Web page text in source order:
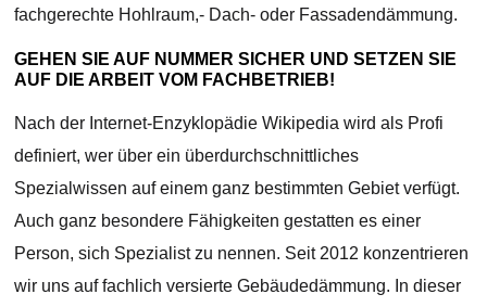
fachgerechte Hohlraum,- Dach- oder Fassadendämmung.
GEHEN SIE AUF NUMMER SICHER UND SETZEN SIE
AUF DIE ARBEIT VOM FACHBETRIEB!
Nach der Internet-Enzyklopädie Wikipedia wird als Profi
definiert, wer über ein überdurchschnittliches
Spezialwissen auf einem ganz bestimmten Gebiet verfügt.
Auch ganz besondere Fähigkeiten gestatten es einer
Person, sich Spezialist zu nennen. Seit 2012 konzentrieren
wir uns auf fachlich versierte Gebäudedämmung. In dieser